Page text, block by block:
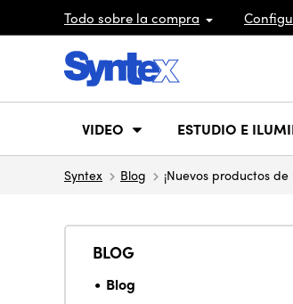
Todo sobre la compra
VIDEO ESTUDIO E
Syntex Blog ¡Nuevos productos
BLOG
Blog